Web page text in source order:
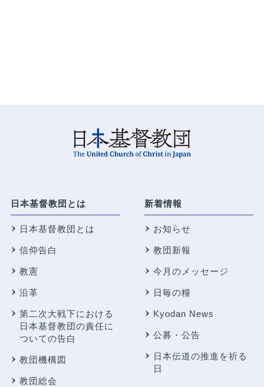
日本基督教団とは
日本基督教団とは
信仰告白
教憲
沿革
第二次大戦下における
日本基督教団の責任に
ついての告白
教団機構図
教団総会
新着情報
お知らせ
教団新報
今月のメッセージ
日毎の糧
Kyodan News
公募・公告
日本伝道の推進を祈る
日